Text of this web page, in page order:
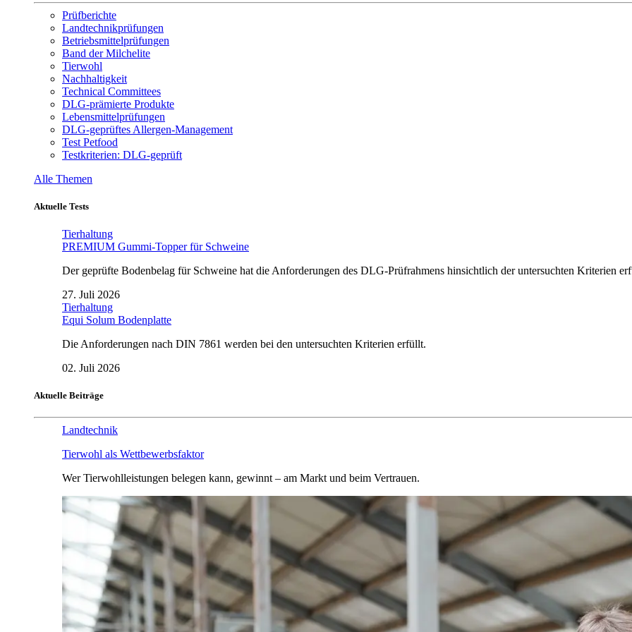
Prüfberichte
Landtechnikprüfungen
Betriebsmittelprüfungen
Band der Milchelite
Tierwohl
Nachhaltigkeit
Technical Committees
DLG-prämierte Produkte
Lebensmittelprüfungen
DLG-geprüftes Allergen-Management
Test Petfood
Testkriterien: DLG-geprüft
Alle Themen
Aktuelle Tests
Tierhaltung
PREMIUM Gummi-Topper für Schweine
Der geprüfte Bodenbelag für Schweine hat die Anforderungen des DLG-Prüfrahmens hinsichtlich der untersuchten Kriterien
27. Juli 2026
Tierhaltung
Equi Solum Bodenplatte
Die Anforderungen nach DIN 7861 werden bei den untersuchten Kriterien erfüllt.
02. Juli 2026
Aktuelle Beiträge
Landtechnik
Tierwohl als Wettbewerbsfaktor
Wer Tierwohlleistungen belegen kann, gewinnt – am Markt und beim Vertrauen.